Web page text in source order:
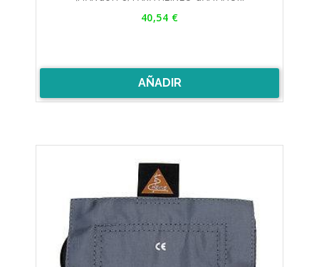
40,54 €
AÑADIR